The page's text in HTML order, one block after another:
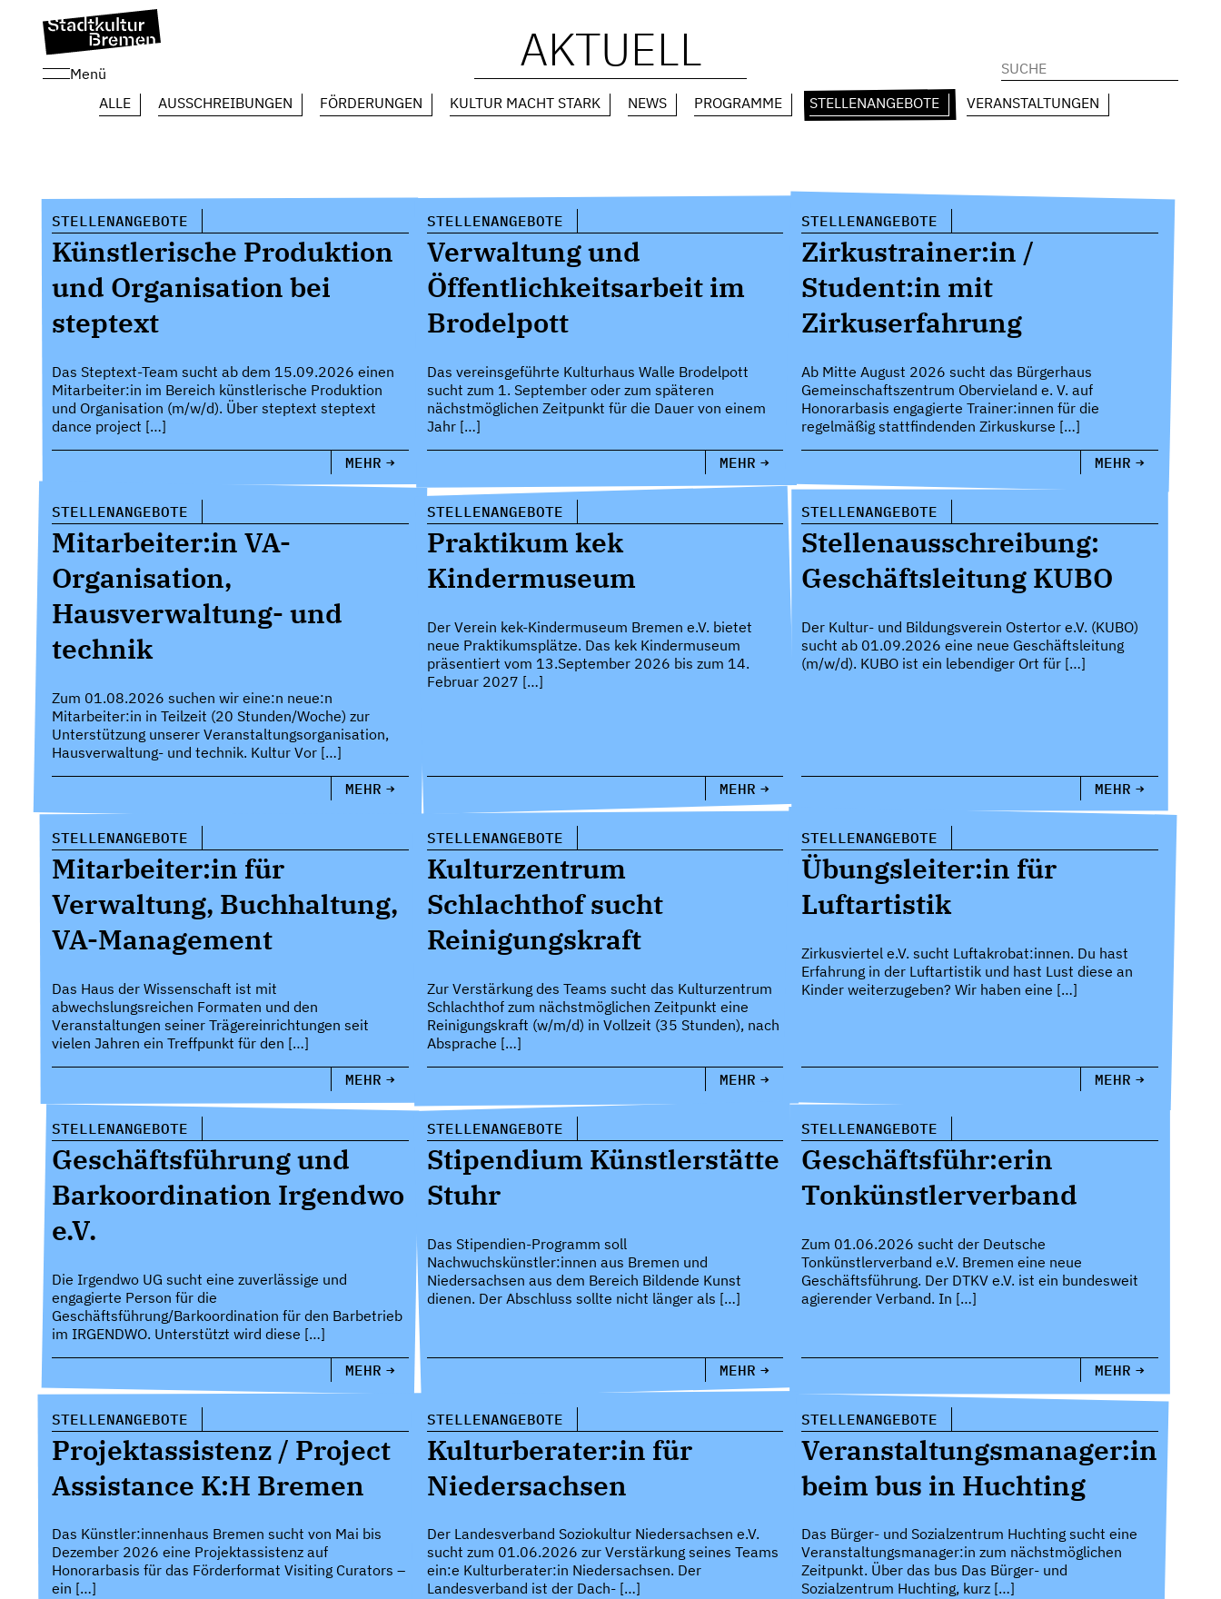
Menü
Suchen
nach:
AKTUELL
ALLE AUSSCHREIBUNGEN FÖRDERUNGEN KULTUR MACHT STARK NEWS PROGRAMME STELLENANGEBOTE VERANSTALTUNGEN
STELLENANGEBOTE
Künstlerische Produktion
und Organisation bei
steptext
Das Steptext-Team sucht ab dem 15.09.2026 einen
Mitarbeiter:in im Bereich künstlerische Produktion
und Organisation (m/w/d). Über steptext steptext
dance project […]
MEHR
STELLENANGEBOTE
Verwaltung und
Öffentlichkeitsarbeit im
Brodelpott
Das vereinsgeführte Kulturhaus Walle Brodelpott
sucht zum 1. September oder zum späteren
nächstmöglichen Zeitpunkt für die Dauer von einem
Jahr […]
MEHR
STELLENANGEBOTE
Zirkustrainer:in /
Student:in mit
Zirkuserfahrung
Ab Mitte August 2026 sucht das Bürgerhaus
Gemeinschaftszentrum Obervieland e. V. auf
Honorarbasis engagierte Trainer:innen für die
regelmäßig stattfindenden Zirkuskurse […]
MEHR
STELLENANGEBOTE
Mitarbeiter:in VA-
Organisation,
Hausverwaltung- und
technik
Zum 01.08.2026 suchen wir eine:n neue:n
Mitarbeiter:in in Teilzeit (20 Stunden/Woche) zur
Unterstützung unserer Veranstaltungsorganisation,
Hausverwaltung- und technik. Kultur Vor […]
MEHR
STELLENANGEBOTE
Praktikum kek
Kindermuseum
Der Verein kek-Kindermuseum Bremen e.V. bietet
neue Praktikumsplätze. Das kek Kindermuseum
präsentiert vom 13.September 2026 bis zum 14.
Februar 2027 […]
MEHR
STELLENANGEBOTE
Stellenausschreibung:
Geschäftsleitung KUBO
Der Kultur- und Bildungsverein Ostertor e.V. (KUBO)
sucht ab 01.09.2026 eine neue Geschäftsleitung
(m/w/d). KUBO ist ein lebendiger Ort für […]
MEHR
STELLENANGEBOTE
Mitarbeiter:in für
Verwaltung, Buchhaltung,
VA-Management
Das Haus der Wissenschaft ist mit
abwechslungsreichen Formaten und den
Veranstaltungen seiner Trägereinrichtungen seit
vielen Jahren ein Treffpunkt für den […]
MEHR
STELLENANGEBOTE
Kulturzentrum
Schlachthof sucht
Reinigungskraft
Zur Verstärkung des Teams sucht das Kulturzentrum
Schlachthof zum nächstmöglichen Zeitpunkt eine
Reinigungskraft (w/m/d) in Vollzeit (35 Stunden), nach
Absprache […]
MEHR
STELLENANGEBOTE
Übungsleiter:in für
Luftartistik
Zirkusviertel e.V. sucht Luftakrobat:innen. Du hast
Erfahrung in der Luftartistik und hast Lust diese an
Kinder weiterzugeben? Wir haben eine […]
MEHR
STELLENANGEBOTE
Geschäftsführung und
Barkoordination Irgendwo
e.V.
Die Irgendwo UG sucht eine zuverlässige und
engagierte Person für die
Geschäftsführung/Barkoordination für den Barbetrieb
im IRGENDWO. Unterstützt wird diese […]
MEHR
STELLENANGEBOTE
Stipendium Künstlerstätte
Stuhr
Das Stipendien-Programm soll
Nachwuchskünstler:innen aus Bremen und
Niedersachsen aus dem Bereich Bildende Kunst
dienen. Der Abschluss sollte nicht länger als […]
MEHR
STELLENANGEBOTE
Geschäftsführ:erin
Tonkünstlerverband
Zum 01.06.2026 sucht der Deutsche
Tonkünstlerverband e.V. Bremen eine neue
Geschäftsführung. Der DTKV e.V. ist ein bundesweit
agierender Verband. In […]
MEHR
STELLENANGEBOTE
Projektassistenz / Project
Assistance K:H Bremen
Das Künstler:innenhaus Bremen sucht von Mai bis
Dezember 2026 eine Projektassistenz auf
Honorarbasis für das Förderformat Visiting Curators –
ein […]
STELLENANGEBOTE
Kulturberater:in für
Niedersachsen
Der Landesverband Soziokultur Niedersachsen e.V.
sucht zum 01.06.2026 zur Verstärkung seines Teams
ein:e Kulturberater:in Niedersachsen. Der
Landesverband ist der Dach- […]
STELLENANGEBOTE
Veranstaltungsmanager:in
beim bus in Huchting
Das Bürger- und Sozialzentrum Huchting sucht eine
Veranstaltungsmanager:in zum nächstmöglichen
Zeitpunkt. Über das bus Das Bürger- und
Sozialzentrum Huchting, kurz […]